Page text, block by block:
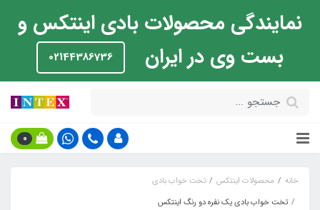
نمایندگی محصولات بادی اینتکس و
بست وی در ایران
02144386736
0
خانه محصولات اینتکس
تخت خواب بادی
تخت خواب بادی یک نفره دو رنگ اینتکس